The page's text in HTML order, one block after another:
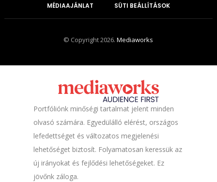
MÉDIAAJÁNLAT SÜTI BEÁLLÍTÁSOK
© Copyright 2026.Mediaworks
Portfóliónk minőségi tartalmat jelent minden
olvasó számára. Egyedülálló elérést, országos
lefedettséget és változatos megjelenési
lehetőséget biztosít. Folyamatosan keressük az
új irányokat és fejlődési lehetőségeket. Ez
jövőnk záloga.